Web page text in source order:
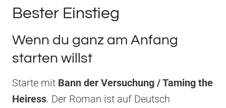
Bester Einstieg
Wenn du ganz am Anfang
starten willst
Starte mit Bann der Versuchung / Taming the
Heiress. Der Roman ist auf Deutsch